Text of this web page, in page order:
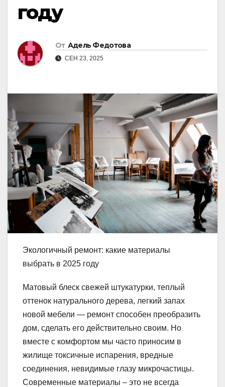
году
От Адель Федотова
СЕН 23, 2025
Экологичный ремонт: какие материалы
выбрать в 2025 году
Матовый блеск свежей штукатурки, теплый
оттенок натурального дерева, легкий запах
новой мебели — ремонт способен преобразить
дом, сделать его действительно своим. Но
вместе с комфортом мы часто приносим в
жилище токсичные испарения, вредные
соединения, невидимые глазу микрочастицы.
Современные материалы – это не всегда